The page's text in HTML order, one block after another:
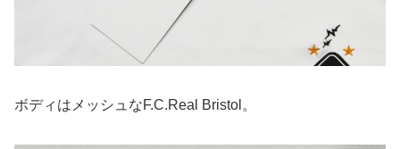
ボディはメッシュなF.C.Real Bristol。